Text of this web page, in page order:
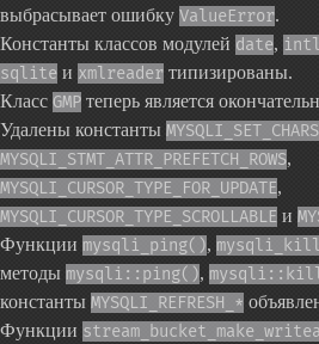
выбрасывает ошибку ValueError.
Константы классов модулей date, intl
sqlite и xmlreader типизированы.
Класс GMP теперь является
Удалены константы
MYSQLI_STMT_ATTR_PREFETCH_ROWS,
MYSQLI_CURSOR_TYPE_FOR_UPDATE,
MYSQLI_CURSOR_TYPE_SCROLLABLE и
Функции mysqli_ping(),
методы mysqli::ping(),
константы MYSQLI_REFRESH_*
Функции